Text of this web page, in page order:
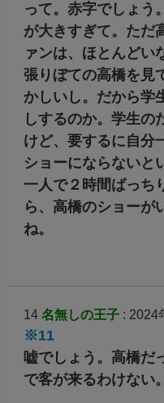
って。赤字でしょう
が大きすぎて。ただ
ァンは、ほとんどい
張りぼての高橋を見
かしいし。だから学
しするのか。学生の
けど、要するに自分
ショーにならないと
一人で２時間ばっち
ら、高橋のショーが
ね。
14 名無しの王子: 2024
※11
嘘でしょう。高橋だ
で客が来るわけない。